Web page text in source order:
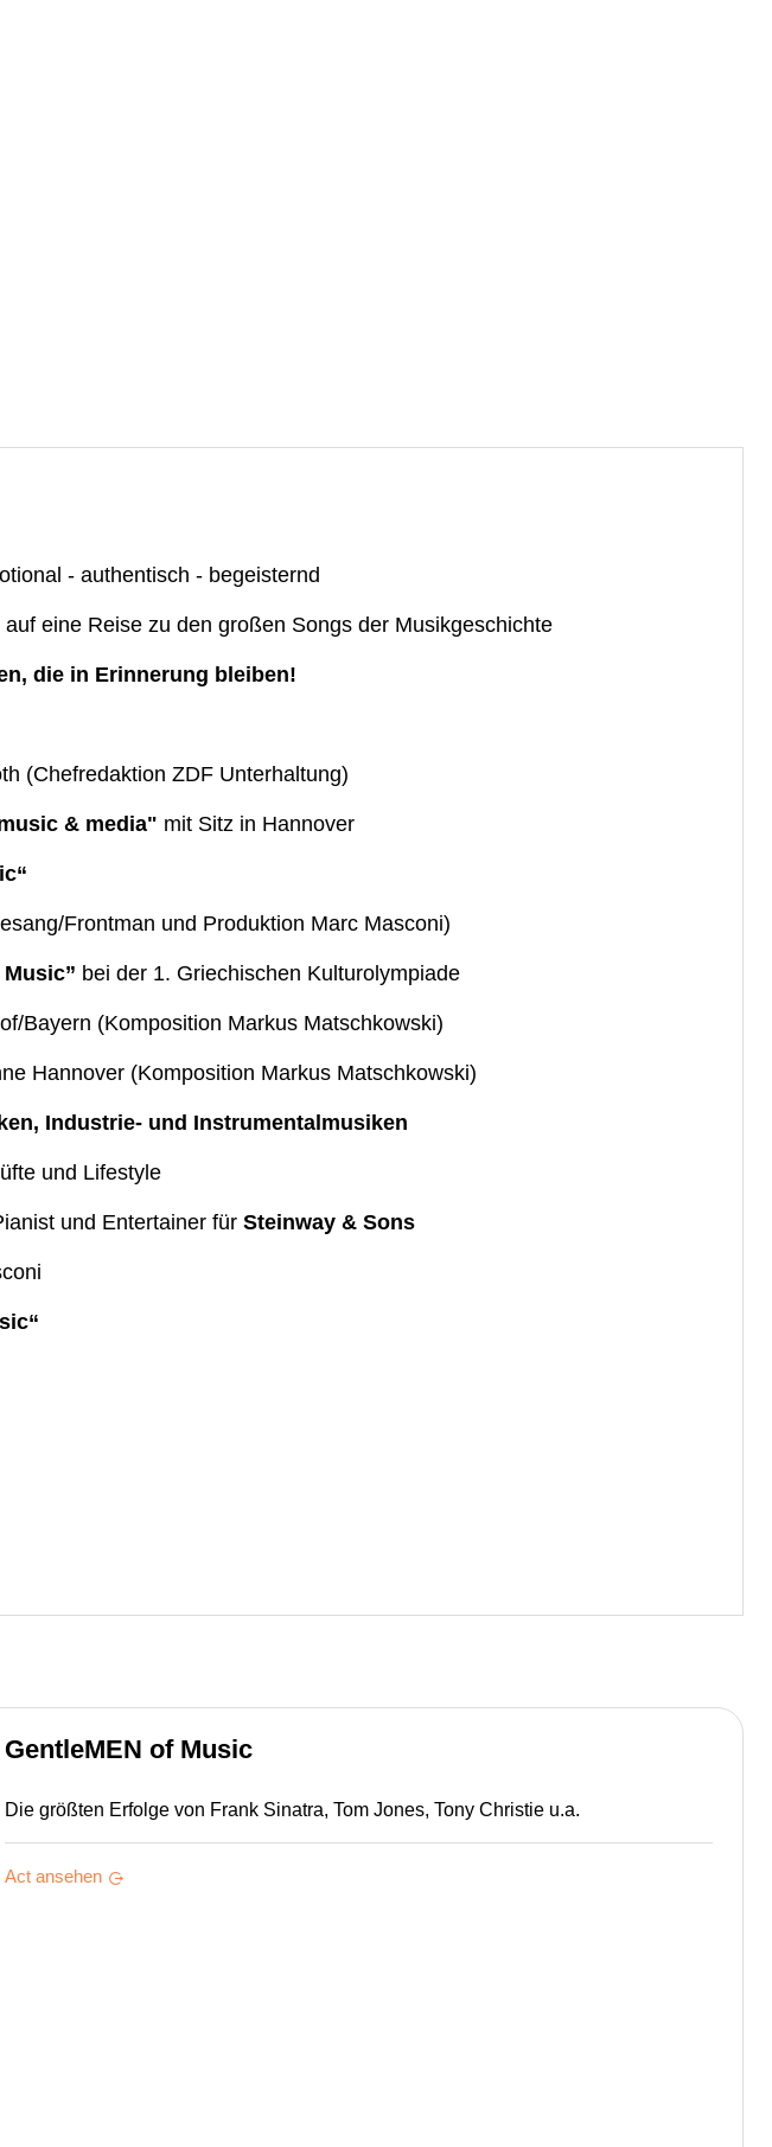
- authentisch - begeisternd
eine Reise zu den großen Songs der Musikgeschichte
die in Erinnerung bleiben!
(Chefredaktion ZDF Unterhaltung)
& media" mit Sitz in Hannover
Frontman und Produktion Marc Masconi)
bei der 1. Griechischen Kulturolympiade
Bayern (Komposition Markus Matschkowski)
Hannover (Komposition Markus Matschkowski)
Industrie- und Instrumentalmusiken
und Lifestyle
und Entertainer für Steinway & Sons
GentleMEN of Music
Die größten Erfolge von Frank Sinatra, Tom Jones, Tony Christie u.a.
Act ansehen